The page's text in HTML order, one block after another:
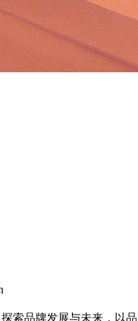
索品牌发展与未来，以